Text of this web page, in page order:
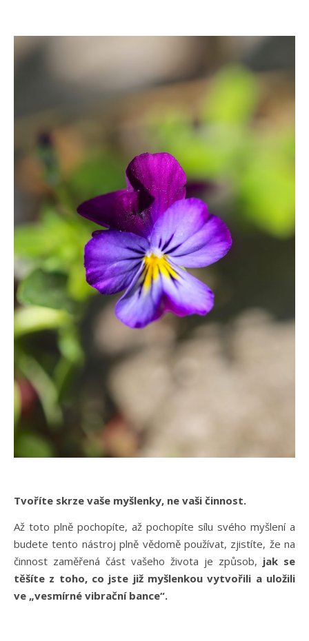
Tvoříte skrze vaše myšlenky, ne vaši činnost.
Až toto plně pochopíte, až pochopíte sílu svého myšlení a
budete tento nástroj plně vědomě používat, zjistíte, že na
činnost zaměřená část vašeho života je způsob, jak se
těšíte z toho, co jste již myšlenkou vytvořili a uložili
ve „vesmírné vibrační bance“.